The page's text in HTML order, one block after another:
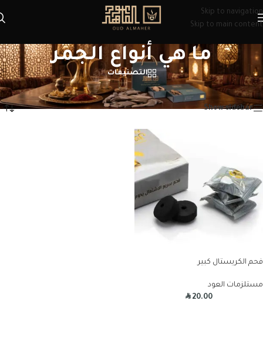
Skip to navigation
Skip to main content
ما هي أنواع الجمر
التصنيفات
الرئيسية/منتجات تحت الوسم “ما هي أنواع الجمر” عرض النتيجة الوحيدة
Show sidebar
فحم الكريستال كبير
مستلزمات العود
R20.00